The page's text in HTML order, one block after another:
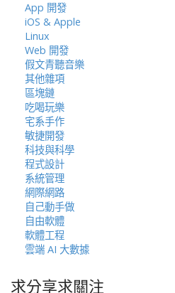
App 開發
iOS & Apple
Linux
Web 開發
假文青聽音樂
其他雜項
區塊鏈
吃喝玩樂
宅系手作
敏捷開發
科技與科學
程式設計
系統管理
網際網路
自己動手做
自由軟體
軟體工程
雲端 AI 大數據
求分享求關注